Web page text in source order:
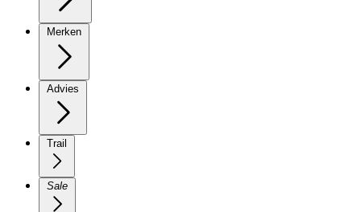
Merken
Advies
Trail
Sale